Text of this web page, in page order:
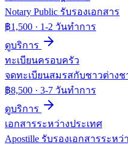
Notary Public รับรองเอกสาร
฿1,500 · 1-2 วันทำการ
ดูบริการ
ทะเบียนครอบครัว
จดทะเบียนสมรสกับชาวต่างช
฿8,500 · 3-7 วันทำการ
ดูบริการ
เอกสารระหว่างประเทศ
Apostille รับรองเอกสารระหว่